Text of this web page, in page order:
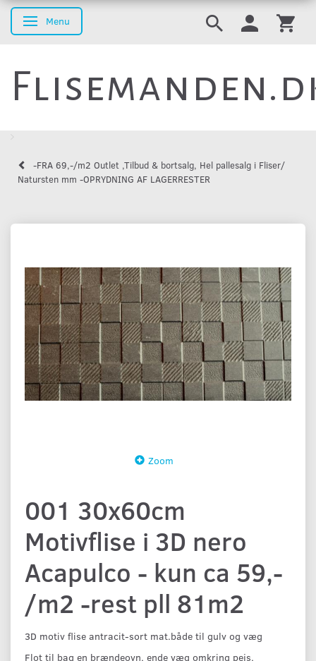
Skifte navigation
Menu
-FRA 69,-/m2 Outlet ,Tilbud & bortsalg, Hel pallesalg i Fliser/
Natursten mm -OPRYDNING AF LAGERRESTER
Zoom
001 30x60cm
Motivflise i 3D nero
Acapulco - kun ca 59,-
/m2 -rest pll 81m2
3D motiv flise antracit-sort mat.både til gulv og væg
Flot til bag en brændeovn, ende væg omkring pejs,